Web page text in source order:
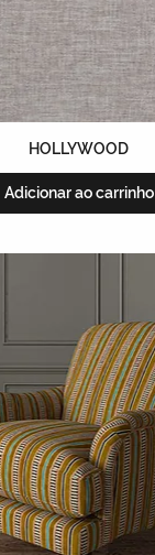
HOLLYWOOD
Adicionar ao carrinho